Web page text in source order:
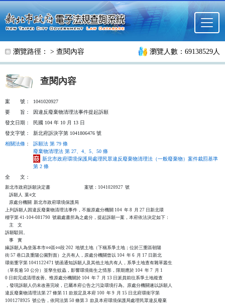
跳至主要內容
瀏覽路徑： > 查閱內容 瀏覽人數：69138529人
查閱內容
案 號：
1041020927
要
旨：
因違反廢棄物清理法事件提起訴願
發文日期：
民國 104 年 10 月 13 日
發文字號：
新北府訴決字第 1041806476 號
相關法條 ：
訴願法 第 79 條
廢棄物清理法 第 27、4、5、50 條
新北市政府環境保護局處理民眾違反廢棄物清理法（一般廢棄物）案件裁罰基準
第 2 條
全
文：
新北市政府訴願決定書                                  案號：1041020927  號
    訴願人  葉○文
    原處分機關  新北市政府環境保護局
上列訴願人因違反廢棄物清理法事件，不服原處分機關 104  年 8  月 27 日新北環
稽字第 41-104-081790  號裁處書所為之處分，提起訴願一案，本府依法決定如下：
    主    文
訴願駁回。
    事    實
緣訴願人為坐落本市○○區○○段 202  地號土地（下稱系爭土地；位於三重區朝陽
街 57 巷口及重陽公園對面）之共有人，原處分機關曾以 104  年 6  月 17 日新北
環衛重字第 1041122471 號函通知訴願人及其他土地共有人，系爭土地查有雜草叢生
（草長逾 50 公分）並孳生蚊蟲，影響環境衛生之情形，限期應於 104  年 7  月 1
0 日前完成清理改善。惟原處分機關於 104  年 7  月 13 日派員前往系爭土地複查
，發現訴願人仍未改善完竣，已屬本府公告之污染環境行為。原處分機關遂以訴願人
違反廢棄物清理法第 27 條第 11 款規定及本府 100  年 9  月 15 日北府環衛字第
1001278925  號公告，依同法第 50 條第 3  款及本府環境保護局處理民眾違反廢棄